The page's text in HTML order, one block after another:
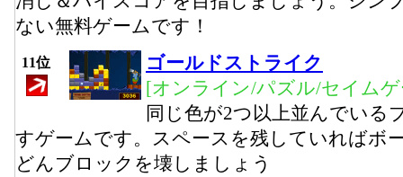
ない無料ゲームです！
11位
ゴールドストライク
[オンライン/パズル/セイム
同じ色が2つ以上並んでいる
すゲームです。スペースを残していればボ
どんブロックを壊しましょう